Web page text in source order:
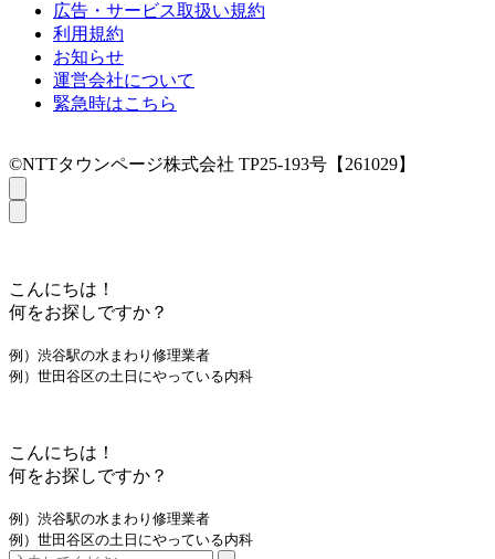
広告・サービス取扱い規約
利用規約
お知らせ
運営会社について
緊急時はこちら
©NTTタウンページ株式会社 TP25-193号【261029】
こんにちは！
何をお探しですか？
例）渋谷駅の水まわり修理業者
例）世田谷区の土日にやっている内科
こんにちは！
何をお探しですか？
例）渋谷駅の水まわり修理業者
例）世田谷区の土日にやっている内科